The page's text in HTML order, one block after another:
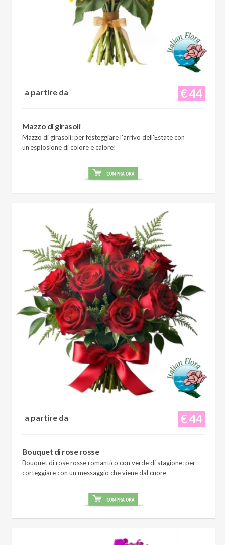
€ 44
a partire da
Mazzo di girasoli
Mazzo di girasoli: per festeggiare l'arrivo dell'Estate con
un'esplosione di colore e calore!
€ 44
a partire da
Bouquet di rose rosse
Bouquet di rose rosse romantico con verde di stagione: per
corteggiare con un messaggio che viene dal cuore